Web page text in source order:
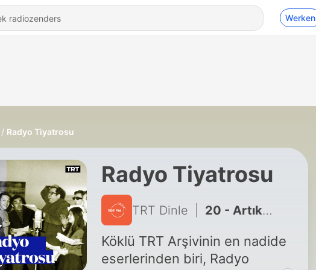
Werken
Radyo Tiyatrosu
Radyo Tiyatrosu
TRT Dinle 20 - Artık tamamı TRT Dinle'de!
Köklü TRT Arşivinin en nadide
eserlerinden biri, Radyo